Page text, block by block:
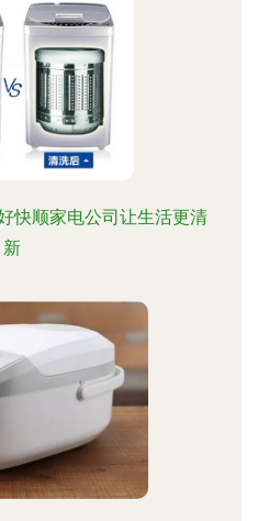
快顺家电公司让生活更清
新